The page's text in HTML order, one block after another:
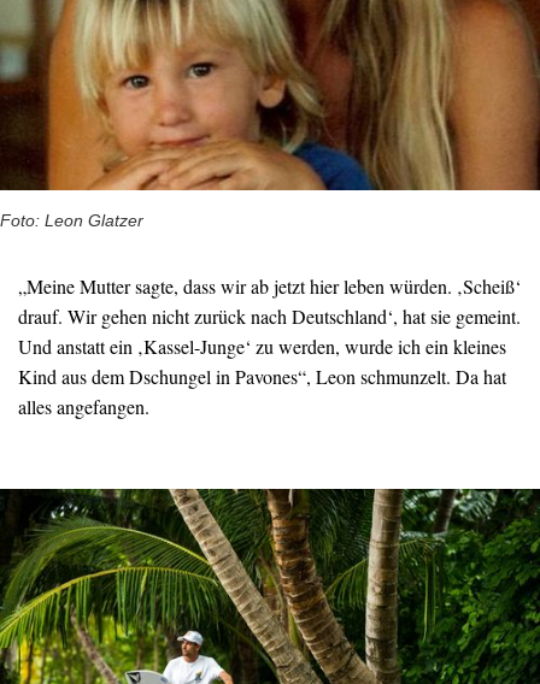
Foto: Leon Glatzer
„Meine Mutter sagte, dass wir ab jetzt hier leben würden. ‚Scheiß‘
drauf. Wir gehen nicht zurück nach Deutschland‘, hat sie gemeint.
Und anstatt ein ‚Kassel-Junge‘ zu werden, wurde ich ein kleines
Kind aus dem Dschungel in Pavones“, Leon schmunzelt. Da hat
alles angefangen.